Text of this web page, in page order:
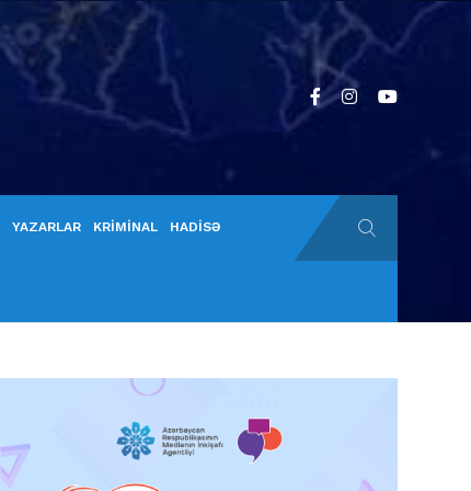
YAZARLAR KRİMİNAL HADİSƏ